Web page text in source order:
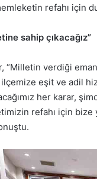
refahı için
sahip çıkacağız”
“Milletin verdiği
eşit ve adil
her karar,
refahı için